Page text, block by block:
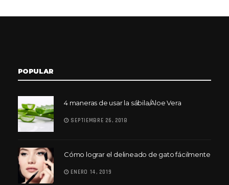
POPULAR
4 maneras de usar la sábila/Aloe Vera
SEPTIEMBRE 26, 2018
Cómo lograr el delineado de gato fácilmente
ENERO 14, 2019